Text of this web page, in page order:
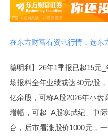
在东方财富看资讯行情，选东
德明利】26年1季报已超15
场报料全年业绩或达30元/股
亿余股，可称A股2026年小
增幅，可超 A股寒武纪、中
台，后市看涨股价1000元